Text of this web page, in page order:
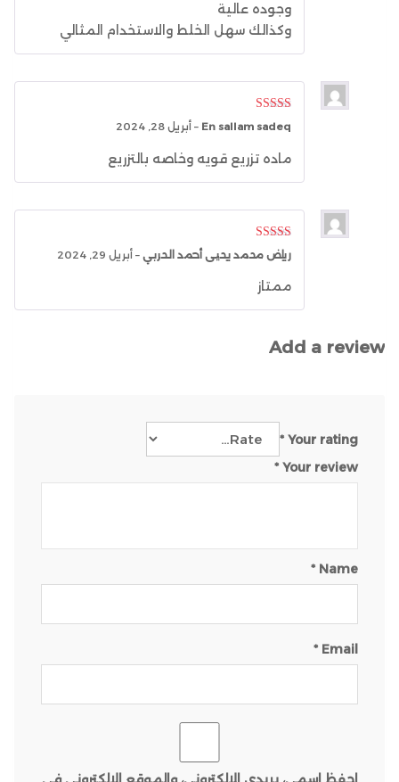
وجوده عالية
وكذالك سهل الخلط والاستخدام المثالي
Rated5out
of 5
En sallam sadeq
– أبريل 28, 2024
ماده تزريع قويه وخاصه بالتزريع
Rated 4
out of 5
رياض محمد يحيى أحمد الحربي – أبريل 29, 2024
ممتاز
Add a review
Your rating
*
Your review
*
Name
*
Email
*